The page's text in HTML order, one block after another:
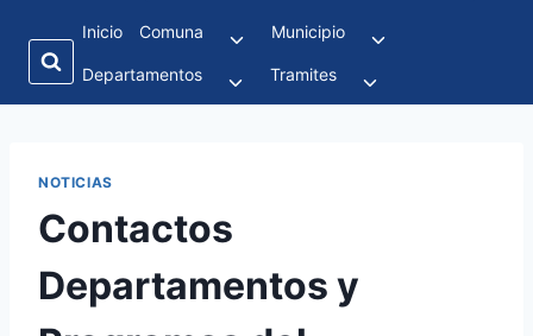
Inicio Comuna Municipio
Departamentos Tramites
NOTICIAS
Contactos
Departamentos y